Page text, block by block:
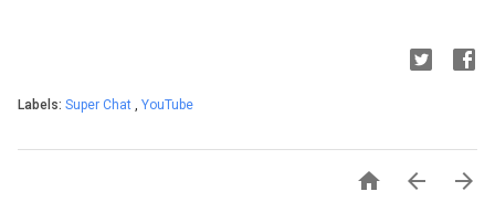
Labels: Super Chat , YouTube
  